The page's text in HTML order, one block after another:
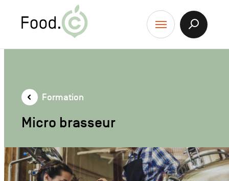
Menu
Afficher
Formation
Micro brasseur